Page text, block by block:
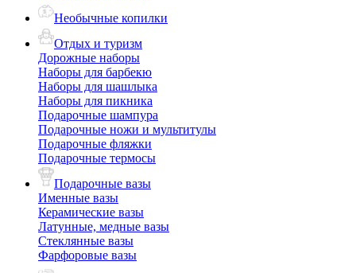
Необычные копилки
Отдых и туризм
Дорожные наборы
Наборы для барбекю
Наборы для шашлыка
Наборы для пикника
Подарочные шампура
Подарочные ножи и мультитулы
Подарочные фляжки
Подарочные термосы
Подарочные вазы
Именные вазы
Керамические вазы
Латунные, медные вазы
Стеклянные вазы
Фарфоровые вазы